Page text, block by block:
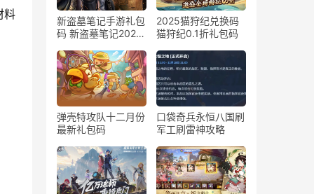
料
新盗墓笔记手游礼包
码 新盗墓笔记2025
2025猫狩纪兑换码
猫狩纪0.1折礼包码
弹壳特攻队十二月份
最新礼包码
口袋奇兵永恒八国刷
军工刷雷神攻略